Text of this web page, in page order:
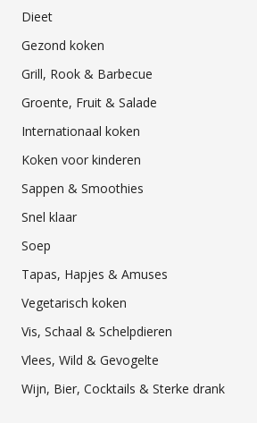
Dieet
Gezond koken
Grill, Rook & Barbecue
Groente, Fruit & Salade
Internationaal koken
Koken voor kinderen
Sappen & Smoothies
Snel klaar
Soep
Tapas, Hapjes & Amuses
Vegetarisch koken
Vis, Schaal & Schelpdieren
Vlees, Wild & Gevogelte
Wijn, Bier, Cocktails & Sterke drank